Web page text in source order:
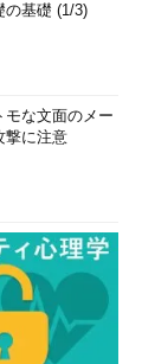
の基礎 (1/3)
な文面のメー
撃に注意